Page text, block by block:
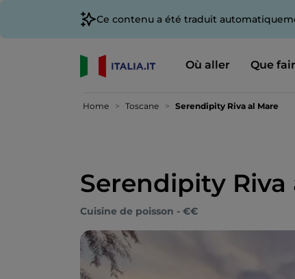
Ce contenu a été traduit
Où aller Que
Home Toscane Serendipity Riva al Mare
Serendipity Riva
Cuisine de poisson - €€